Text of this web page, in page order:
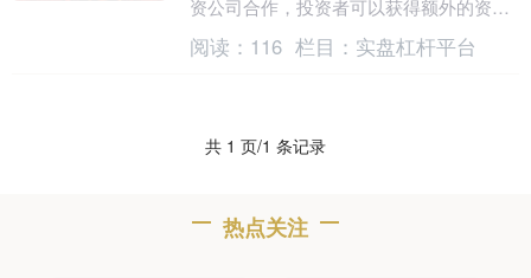
资公司合作，投资者可以获得额外的资金
杠杆，从而增加投资额度和潜在收益。 3.
配资期限：不....
阅读： 116 栏目： 实盘杠杆平台
共 1 页/1 条记录
热点关注